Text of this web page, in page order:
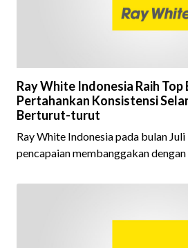
Ray White Indonesia Raih
Pertahankan Konsistensi
Berturut-turut
Ray White Indonesia pada bulan
pencapaian membanggakan
ini menjadi semakin istimewa
tahun berturut-turut, sebuah bukti